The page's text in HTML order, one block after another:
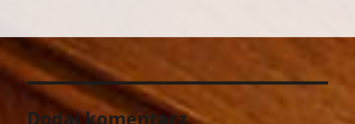
Dodaj komentarz